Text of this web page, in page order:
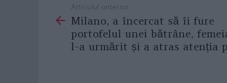
more
Articolul anterior
Milano, a încercat să îi fure
portofelul unei bătrâne,
l-a urmărit și a atras atenția